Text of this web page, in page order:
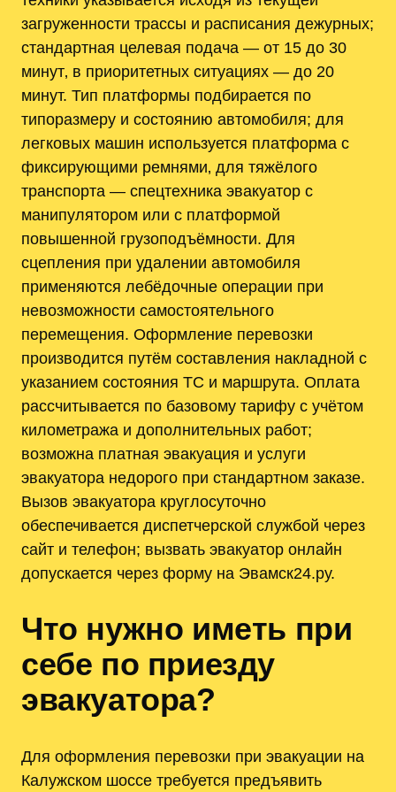
загруженности трассы и расписания дежурных;
стандартная целевая подача — от 15 до 30
минут‚ в приоритетных ситуациях — до 20
минут. Тип платформы подбирается по
типоразмеру и состоянию автомобиля; для
легковых машин используется платформа с
фиксирующими ремнями‚ для тяжёлого
транспорта — спецтехника эвакуатор с
манипулятором или с платформой
повышенной грузоподъёмности. Для
сцепления при удалении автомобиля
применяются лебёдочные операции при
невозможности самостоятельного
перемещения. Оформление перевозки
производится путём составления накладной с
указанием состояния ТС и маршрута. Оплата
рассчитывается по базовому тарифу с учётом
километража и дополнительных работ;
возможна платная эвакуация и услуги
эвакуатора недорого при стандартном заказе.
Вызов эвакуатора круглосуточно
обеспечивается диспетчерской службой через
сайт и телефон; вызвать эвакуатор онлайн
допускается через форму на Эвамск24.ру.
Что нужно иметь при
себе по приезду
эвакуатора?
Для оформления перевозки при эвакуации на
Калужском шоссе требуется предъявить